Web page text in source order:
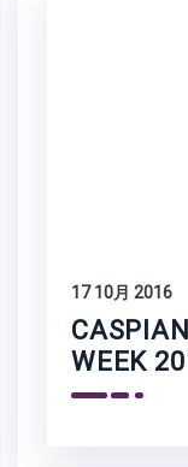
17 10月 2016
WEEK